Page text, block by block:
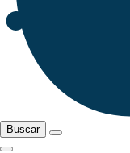
Buscar